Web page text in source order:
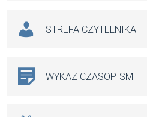
STREFA CZYTELNIKA
WYKAZ CZASOPISM